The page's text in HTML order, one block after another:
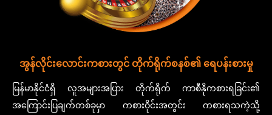
အွန်လိုင်းလောင်းကစားတွင် တိုက်ရိုက်စနစ်၏ ရေပန်းစားမှု
မြန်မာနိုင်ငံရှိ လူအများအပြား တိုက်ရိုက် ကာစီနိုကစားရခြင်း၏
အကြောင်းပြချက်တစ်ခုမှာ ကစားဝိုင်းအတွင်း ကစားရသကဲ့သို့